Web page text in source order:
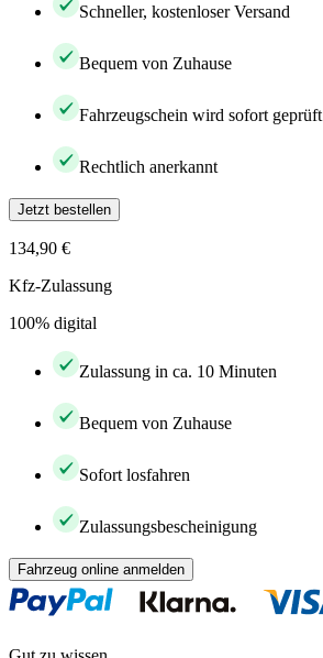
Schneller, kostenloser Versand
Bequem von Zuhause
Fahrzeugschein wird sofort geprüft
Rechtlich anerkannt
Jetzt bestellen
134,90 €
Kfz-Zulassung
100% digital
Zulassung in ca. 10 Minuten
Bequem von Zuhause
Sofort losfahren
Zulassungsbescheinigung
Fahrzeug online anmelden